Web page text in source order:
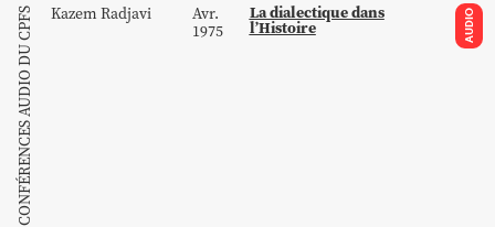
CONFÉRENCES AUDIO DU CPFS Kazem Radjavi
Avr.
1975
La dialectique dans
l’Histoire AUDIO